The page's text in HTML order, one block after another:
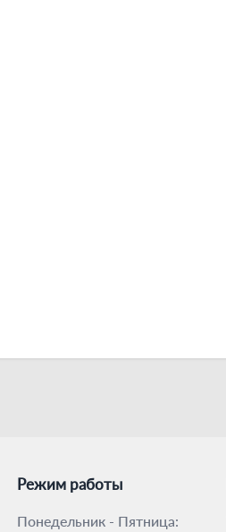
Режим работы
Понедельник - Пятница: